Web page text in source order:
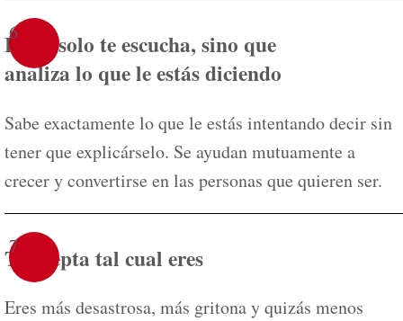
6
Él no solo te escucha, sino que
analiza lo que le estás diciendo
Sabe exactamente lo que le estás intentando decir sin
tener que explicárselo. Se ayudan mutuamente a
crecer y convertirse en las personas que quieren ser.
7
Te acepta tal cual eres
Eres más desastrosa, más gritona y quizás menos